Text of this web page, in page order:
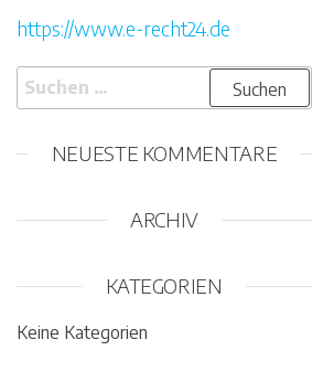
https://www.e-recht24.de
Suchen nach:
NEUESTE KOMMENTARE
ARCHIV
KATEGORIEN
Keine Kategorien